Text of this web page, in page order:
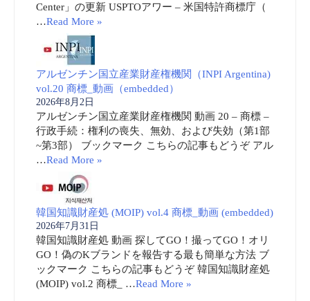
Center」の更新 USPTOアワー – 米国特許商標庁（
…Read More »
アルゼンチン国立産業財産権機関（INPI Argentina)
vol.20 商標_動画（embedded）
2026年8月2日
アルゼンチン国立産業財産権機関 動画 20 – 商標 –
行政手続：権利の喪失、無効、および失効（第1部
~第3部） ブックマーク こちらの記事もどうぞ アル
…Read More »
韓国知識財産処 (MOIP) vol.4 商標_動画 (embedded)
2026年7月31日
韓国知識財産処 動画 探してGO！撮ってGO！オリ
GO！偽のKブランドを報告する最も簡単な方法 ブ
ックマーク こちらの記事もどうぞ 韓国知識財産処
(MOIP) vol.2 商標_ …Read More »